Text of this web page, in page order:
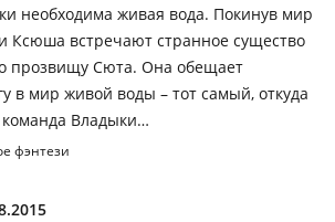
необходима живая вода. Покинув мир
Ксюша встречают странное существо
прозвищу Сюта. Она обещает
в мир живой воды – тот самый, откуда
Владыки…
фэнтези